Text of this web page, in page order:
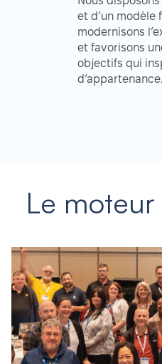
et d’un modèle
modernisons
et favorisons
objectifs qui
d’appartenance.
Le moteur